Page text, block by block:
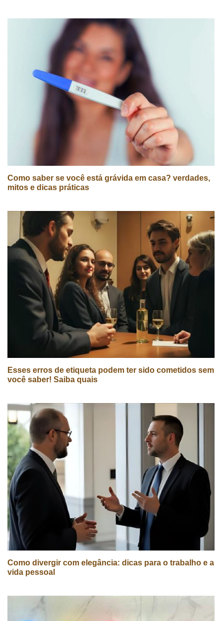
Como saber se você está grávida em casa? verdades,
mitos e dicas práticas
Esses erros de etiqueta podem ter sido cometidos sem
você saber! Saiba quais
Como divergir com elegância: dicas para o trabalho e a
vida pessoal